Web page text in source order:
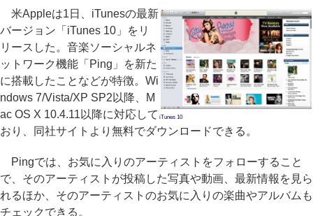
iTunes 10
米Appleは1日、iTunesの最新
バージョン「iTunes 10」をリ
リースした。音楽ソーシャルネ
ットワーク機能「Ping」を新た
に搭載したことなどが特徴。Wi
ndows 7/Vista/XP SP2以降、M
ac OS X 10.4.11以降に対応して
おり、同社サイトより無料でダウンロードできる。
Pingでは、お気に入りのアーティストをフォローすること
で、そのアーティストが投稿した写真や動画、最新情報を見ら
れるほか、そのアーティストのお気に入りの楽曲やアルバムも
チェックできる。